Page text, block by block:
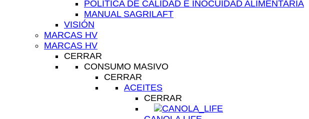
POLÍTICA DE CALIDAD E INOCUIDAD ALIMENTARIA
MANUAL SAGRILAFT
VISIÓN
MARCAS HV
MARCAS HV
CERRAR
CONSUMO MASIVO
CERRAR
ACEITES
CERRAR